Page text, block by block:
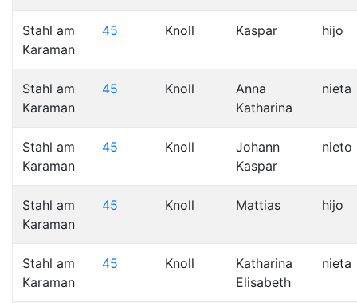
Stahl am
Karaman
45 Knoll Kaspar hijo
Stahl am
Karaman
45 Knoll
Anna
Katharina
nieta
Stahl am
Karaman
45 Knoll
Johann
Kaspar
nieto
Stahl am
Karaman
45 Knoll Mattias hijo
Stahl am
Karaman
45 Knoll
Katharina
Elisabeth
nieta